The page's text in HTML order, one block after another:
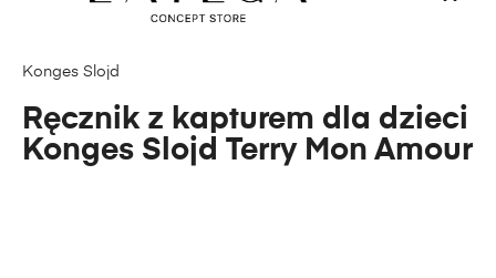
Konges Slojd
Ręcznik z kapturem dla dzieci
Konges Slojd Terry Mon Amour